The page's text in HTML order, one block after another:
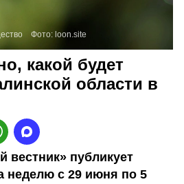
Фото: loon.site
какой будет
области в
вестник» публикует
неделю с 29 июня по 5